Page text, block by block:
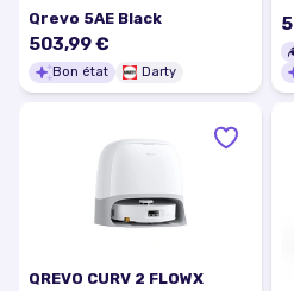
Qrevo 5AE Black
503,99 €
Bon état Darty
QREVO CURV 2 FLOWX